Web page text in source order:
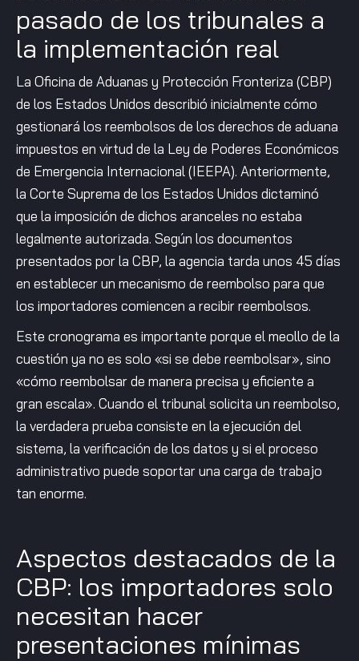
pasado de los tribunales a
la implementación real
La Oficina de Aduanas y Protección Fronteriza (CBP)
de los Estados Unidos describió inicialmente cómo
gestionará los reembolsos de los derechos de aduana
impuestos en virtud de la Ley de Poderes Económicos
de Emergencia Internacional (IEEPA). Anteriormente,
la Corte Suprema de los Estados Unidos dictaminó
que la imposición de dichos aranceles no estaba
legalmente autorizada. Según los documentos
presentados por la CBP, la agencia tarda unos 45 días
en establecer un mecanismo de reembolso para que
los importadores comiencen a recibir reembolsos.
Este cronograma es importante porque el meollo de la
cuestión ya no es solo «si se debe reembolsar», sino
«cómo reembolsar de manera precisa y eficiente a
gran escala». Cuando el tribunal solicita un reembolso,
la verdadera prueba consiste en la ejecución del
sistema, la verificación de los datos y si el proceso
administrativo puede soportar una carga de trabajo
tan enorme.
Aspectos destacados de la
CBP: los importadores solo
necesitan hacer
presentaciones mínimas